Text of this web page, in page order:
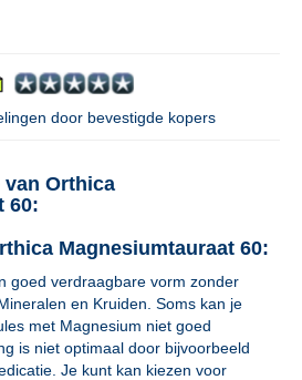
door bevestigde kopers
Orthica
60:
Magnesiumtauraat 60:
goed verdraagbare vorm zonder
en Kruiden. Soms kan je
met Magnesium niet goed
is niet optimaal door bijvoorbeeld
Je kunt kan kiezen voor